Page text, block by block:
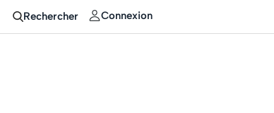
Rechercher Connexion